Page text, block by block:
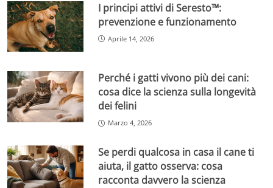
I principi attivi di Seresto™:
prevenzione e funzionamento
Aprile 14, 2026
Perché i gatti vivono più dei cani:
cosa dice la scienza sulla longevità
dei felini
Marzo 4, 2026
Se perdi qualcosa in casa il cane ti
aiuta, il gatto osserva: cosa
racconta davvero la scienza